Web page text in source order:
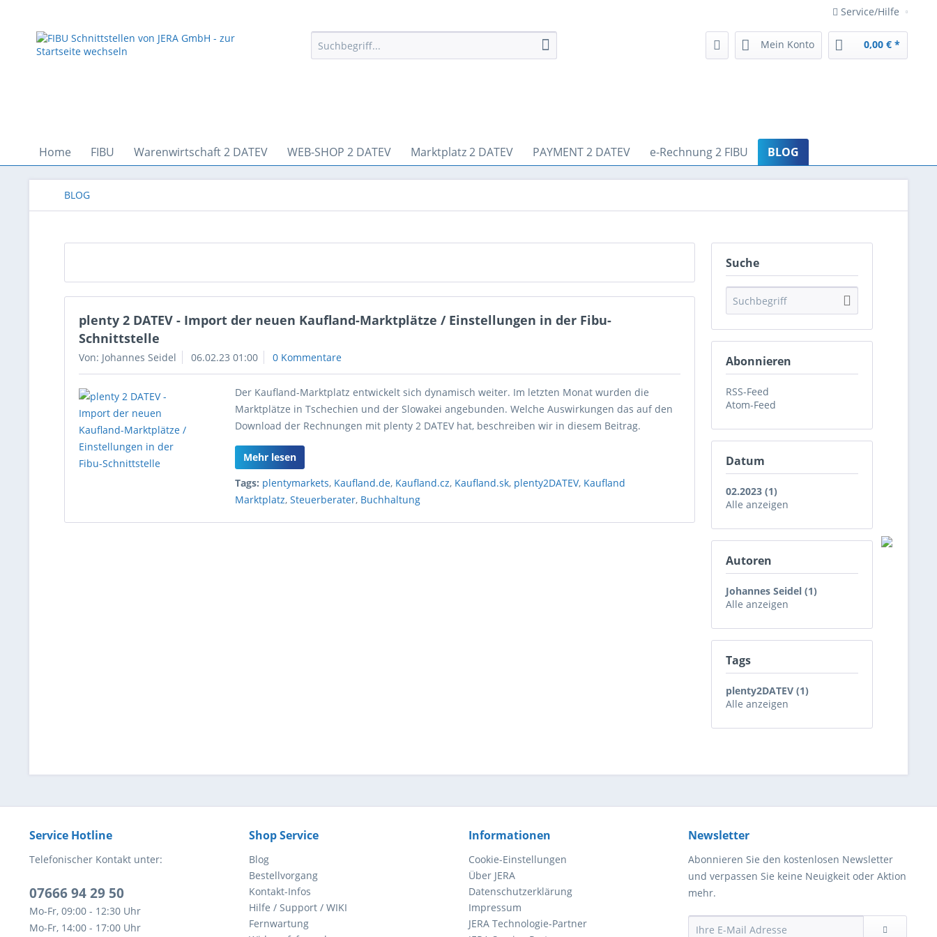
Service/Hilfe
Mein Konto 0,00 € *
Home FIBU Warenwirtschaft 2 DATEV WEB-SHOP 2 DATEV Marktplatz 2 DATEV PAYMENT 2 DATEV e-Rechnung 2 FIBU BLOG
BLOG
Suche
Abonnieren
RSS-Feed
Atom-Feed
Datum
02.2023 (1)
Alle anzeigen
Autoren
Johannes Seidel (1)
Alle anzeigen
Tags
plenty2DATEV (1)
Alle anzeigen
plenty 2 DATEV - Import der neuen Kaufland-Marktplätze / Einstellungen in der Fibu-
Schnittstelle
Von: Johannes Seidel 06.02.23 01:00 0 Kommentare
Der Kaufland-Marktplatz entwickelt sich dynamisch weiter. Im letzten Monat wurden die
Marktplätze in Tschechien und der Slowakei angebunden. Welche Auswirkungen das auf den
Download der Rechnungen mit plenty 2 DATEV hat, beschreiben wir in diesem Beitrag.
Mehr lesen
Tags: plentymarkets, Kaufland.de, Kaufland.cz, Kaufland.sk, plenty2DATEV, Kaufland
Marktplatz,Steuerberater, Buchhaltung
Service Hotline
Telefonischer Kontakt unter:
07666 94 29 50
Mo-Fr, 09:00 - 12:30 Uhr
Mo-Fr, 14:00 - 17:00 Uhr
Shop Service
Blog
Bestellvorgang
Kontakt-Infos
Hilfe / Support / WIKI
Fernwartung
Informationen
Cookie-Einstellungen
Über JERA
Datenschutzerklärung
Impressum
JERA Technologie-Partner
Newsletter
Abonnieren Sie den kostenlosen Newsletter
und verpassen Sie keine Neuigkeit oder Aktion
mehr.